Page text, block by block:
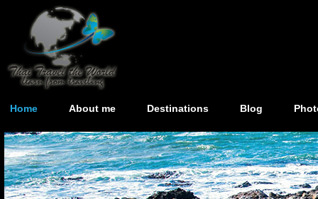
Home About me Destinations Blog